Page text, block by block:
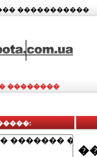
�����������
��������